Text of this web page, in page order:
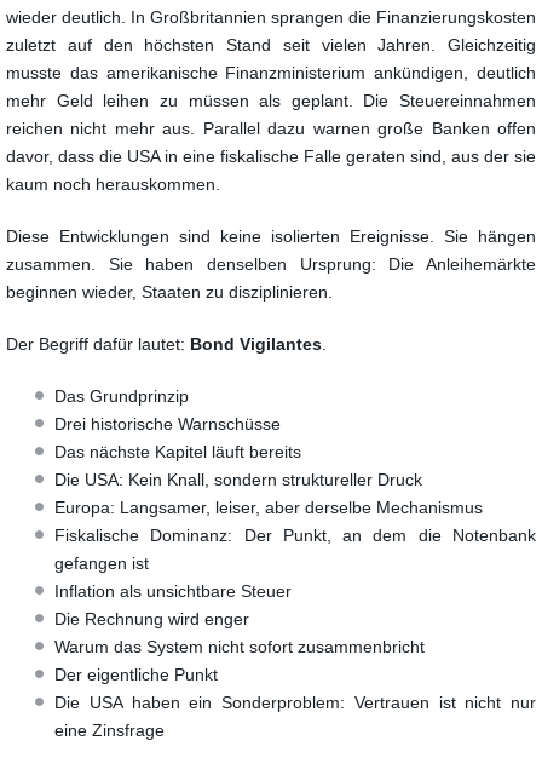
wieder deutlich. In Großbritannien sprangen die Finanzierungskosten
zuletzt auf den höchsten Stand seit vielen Jahren. Gleichzeitig
musste das amerikanische Finanzministerium ankündigen, deutlich
mehr Geld leihen zu müssen als geplant. Die Steuereinnahmen
reichen nicht mehr aus. Parallel dazu warnen große Banken offen
davor, dass die USA in eine fiskalische Falle geraten sind, aus der sie
kaum noch herauskommen.
Diese Entwicklungen sind keine isolierten Ereignisse. Sie hängen
zusammen. Sie haben denselben Ursprung: Die Anleihemärkte
beginnen wieder, Staaten zu disziplinieren.
Der Begriff dafür lautet: Bond Vigilantes
Das Grundprinzip
Drei historische Warnschüsse
Das nächste Kapitel läuft bereits
Die USA: Kein Knall, sondern struktureller Druck
Europa: Langsamer, leiser, aber derselbe Mechanismus
Fiskalische Dominanz: Der Punkt, an dem die Notenbank
gefangen ist
Inflation als unsichtbare Steuer
Die Rechnung wird enger
Warum das System nicht sofort zusammenbricht
Der eigentliche Punkt
Die USA haben ein Sonderproblem: Vertrauen ist nicht nur
eine Zinsfrage